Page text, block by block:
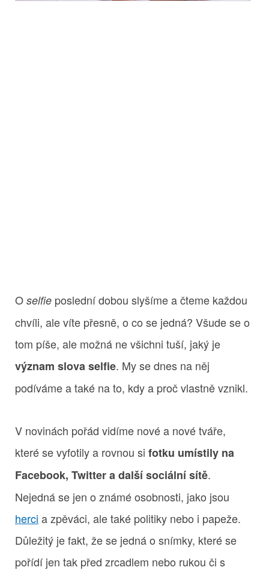
O selfie poslední dobou slyšíme a čteme každou
chvíli, ale víte přesně, o co se jedná? Všude se o
tom píše, ale možná ne všichni tuší, jaký je
význam slova selfie. My se dnes na něj
podíváme a také na to, kdy a proč vlastně vznikl.
V novinách pořád vidíme nové a nové tváře,
které se vyfotily a rovnou si fotku umístily na
Facebook, Twitter a další sociální sítě.
Nejedná se jen o známé osobnosti, jako jsou
herci a zpěváci, ale také politiky nebo i papeže.
Důležitý je fakt, že se jedná o snímky, které se
pořídí jen tak před zrcadlem nebo rukou či s